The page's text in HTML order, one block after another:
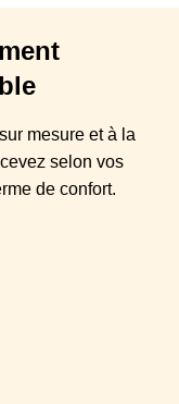
100% déhoussable
Canapé convertible
140, Couchage 160,
Couchage 100
Résilience densité
mesure et à la
selon vos
de confort.